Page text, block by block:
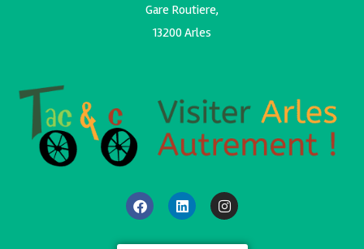
Gare Routiere,
13200 Arles